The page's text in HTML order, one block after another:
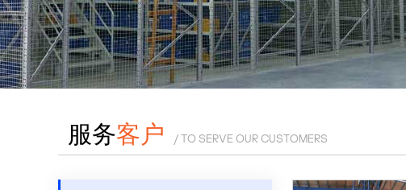
服务客户 / TO SERVE OUR CUSTOMERS